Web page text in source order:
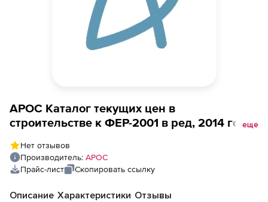
АРОС Каталог текущих цен в
строительстве к ФЕР-2001 в ред, 2014 года,
Ярославская область 2-е и последующие
рабочие места
еще
Нет отзывов
Производитель: АРОС
Прайс-лист
Скопировать ссылку
Описание Характеристики Отзывы